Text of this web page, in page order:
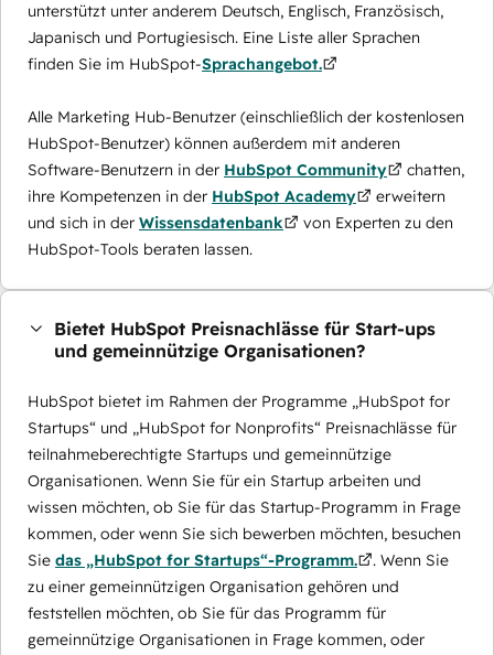
unterstützt unter anderem Deutsch, Englisch, Französisch,
Japanisch und Portugiesisch. Eine Liste aller Sprachen
finden Sie im HubSpot-Sprachangebot.
Alle Marketing Hub-Benutzer (einschließlich der kostenlosen
HubSpot-Benutzer) können außerdem mit anderen
Software-Benutzern in der HubSpot Community
chatten,
ihre Kompetenzen in der HubSpot Academy
erweitern
und sich in der Wissensdatenbank
von Experten zu den
HubSpot-Tools beraten lassen.
Bietet HubSpot Preisnachlässe für Start-ups
und gemeinnützige Organisationen?
HubSpot bietet im Rahmen der Programme „HubSpot for
Startups“ und „HubSpot for Nonprofits“ Preisnachlässe für
teilnahmeberechtigte Startups und gemeinnützige
Organisationen. Wenn Sie für ein Startup arbeiten und
wissen möchten, ob Sie für das Startup-Programm in Frage
kommen, oder wenn Sie sich bewerben möchten, besuchen
Sie das „HubSpot for Startups“-Programm.
. Wenn Sie
zu einer gemeinnützigen Organisation gehören und
feststellen möchten, ob Sie für das Programm für
gemeinnützige Organisationen in Frage kommen, oder